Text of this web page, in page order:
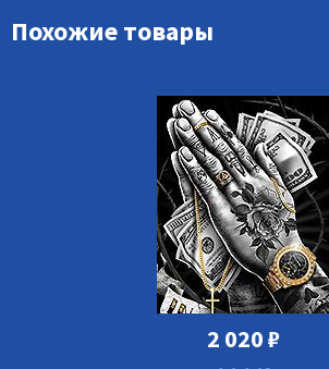
Похожие товары
2 020₽